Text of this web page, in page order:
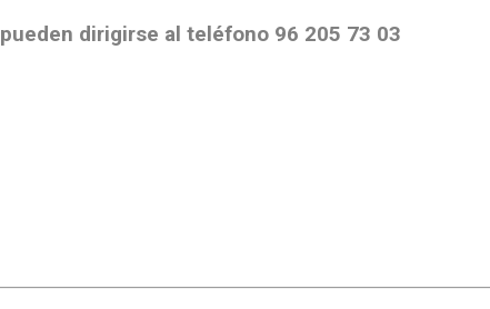
dirigirse al teléfono 96 205 73 03